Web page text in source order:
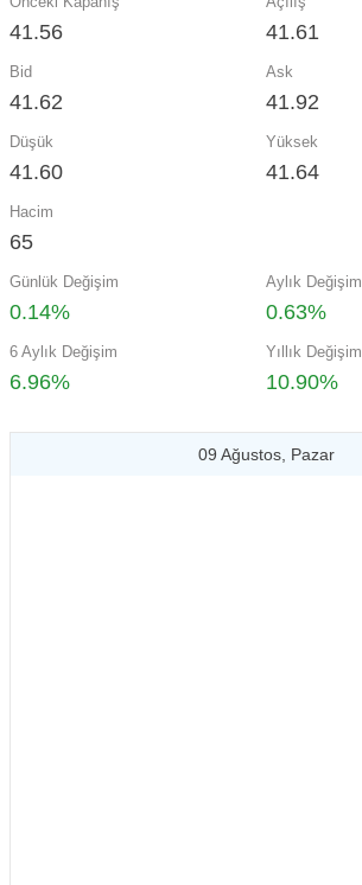
41.56 41.61
Bid
41.62
Ask
41.92
Düşük
41.60
Yüksek
41.64
Hacim
65
Günlük Değişim
0.14%
Aylık Değişim
0.63%
6 Aylık Değişim
6.96%
Yıllık Değişim
10.90%
09 Ağustos, Pazar